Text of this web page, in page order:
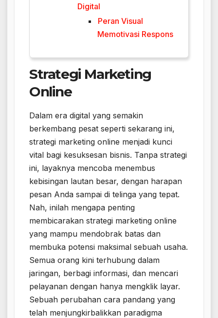
Digital
Peran Visual
Memotivasi Respons
Strategi Marketing
Online
Dalam era digital yang semakin
berkembang pesat seperti sekarang ini,
strategi marketing online menjadi kunci
vital bagi kesuksesan bisnis. Tanpa strategi
ini, layaknya mencoba menembus
kebisingan lautan besar, dengan harapan
pesan Anda sampai di telinga yang tepat.
Nah, inilah mengapa penting
membicarakan strategi marketing online
yang mampu mendobrak batas dan
membuka potensi maksimal sebuah usaha.
Semua orang kini terhubung dalam
jaringan, berbagi informasi, dan mencari
pelayanan dengan hanya mengklik layar.
Sebuah perubahan cara pandang yang
telah menjungkirbalikkan paradigma